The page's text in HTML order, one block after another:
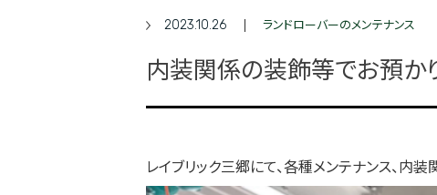
2023.10.26 ランドローバーのメンテナンス
内装関係の装飾等でお預か
レイブリック三郷にて、各種メンテナンス、内